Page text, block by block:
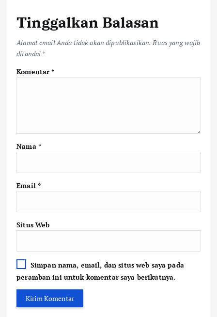
Tinggalkan Balasan
Alamat email Anda tidak akan dipublikasikan. Ruas yang wajib
ditandai *
Komentar*
Nama *
Email *
Situs Web
Simpan nama, email, dan situs web saya pada
peramban ini untuk komentar saya berikutnya.